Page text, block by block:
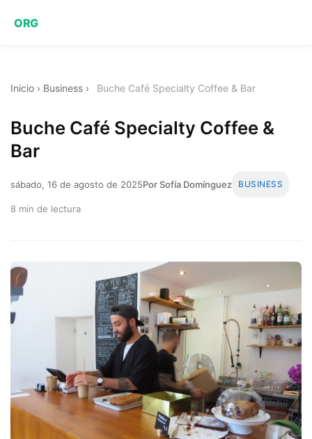
ORG
Inicio › Business › Buche Café Specialty Coffee & Bar
Buche Café Specialty Coffee &
Bar
sábado, 16 de agosto de 2025Por Sofía Domínguez BUSINESS
8 min de lectura